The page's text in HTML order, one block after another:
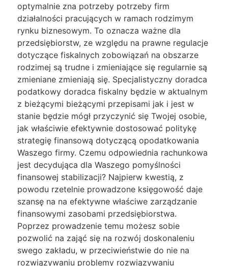
optymalnie zna potrzeby potrzeby firm
działalności pracujących w ramach rodzimym
rynku biznesowym. To oznacza ważne dla
przedsiębiorstw, ze względu na prawne regulacje
dotyczące fiskalnych zobowiązań na obszarze
rodzimej są trudne i zmieniające się regularnie są
zmieniane zmieniają się. Specjalistyczny doradca
podatkowy doradca fiskalny będzie w aktualnym
z bieżącymi bieżącymi przepisami jak i jest w
stanie będzie mógł przyczynić się Twojej osobie,
jak właściwie efektywnie dostosować politykę
strategię finansową dotyczącą opodatkowania
Waszego firmy. Czemu odpowiednia rachunkowa
jest decydująca dla Waszego pomyślności
finansowej stabilizacji? Najpierw kwestią, z
powodu rzetelnie prowadzone księgowość daje
szansę na na efektywne właściwe zarządzanie
finansowymi zasobami przedsiębiorstwa.
Poprzez prowadzenie temu możesz sobie
pozwolić na zająć się na rozwój doskonaleniu
swego zakładu, w przeciwieństwie do nie na
rozwiązywaniu problemy rozwiązywaniu